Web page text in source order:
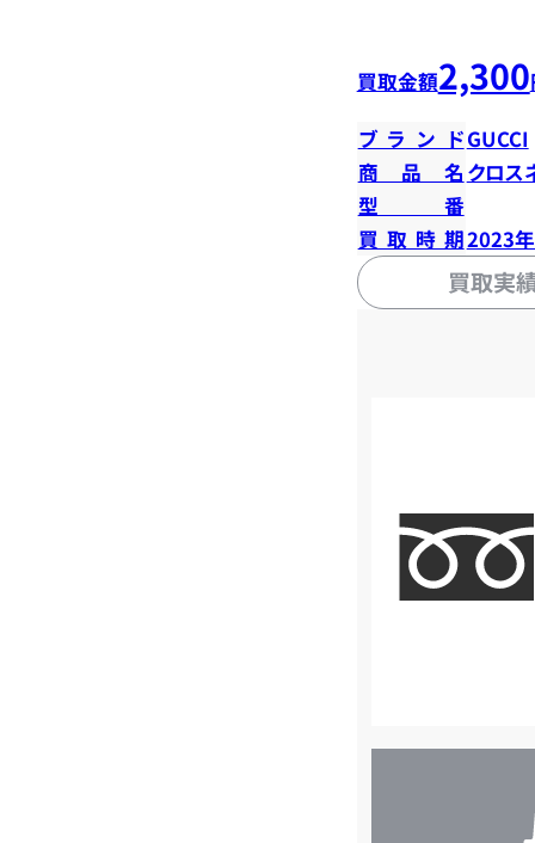
買取金額2,300
ブランドGUCCI
商品名 クロス
型番
買取時期2023
買取実